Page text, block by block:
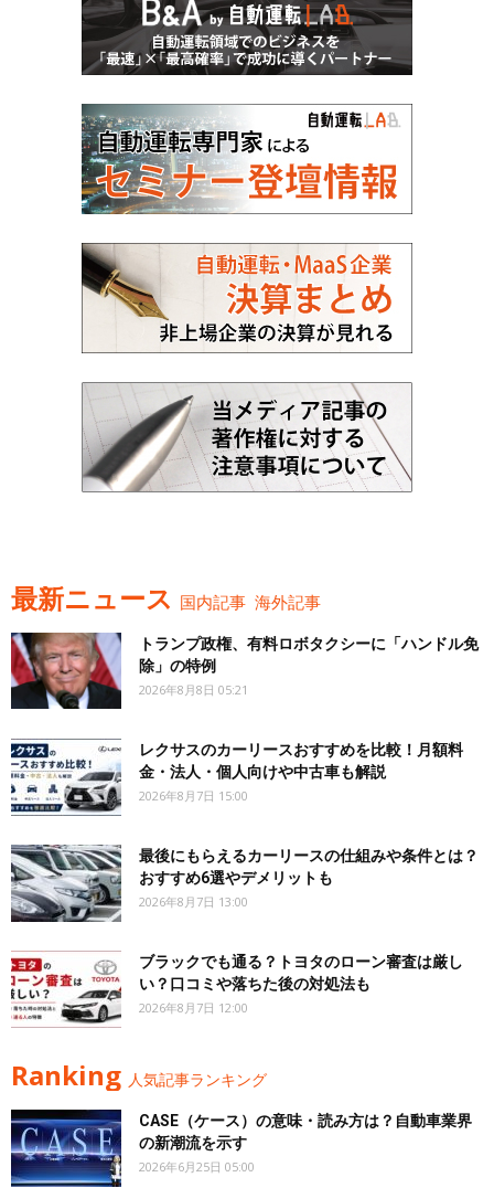
最新ニュース 国内記事 海外記事
トランプ政権、有料ロボタクシーに「ハンドル免
除」の特例
2026年8月8日 05:21
レクサスのカーリースおすすめを比較！月額料
金・法人・個人向けや中古車も解説
2026年8月7日 15:00
最後にもらえるカーリースの仕組みや条件とは？
おすすめ6選やデメリットも
2026年8月7日 13:00
ブラックでも通る？トヨタのローン審査は厳し
い？口コミや落ちた後の対処法も
2026年8月7日 12:00
Ranking 人気記事ランキング
CASE（ケース）の意味・読み方は？自動車業界
の新潮流を示す
2026年6月25日 05:00